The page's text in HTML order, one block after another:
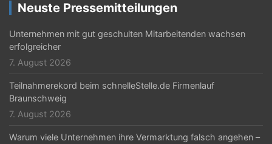
Neuste Pressemitteilungen
Unternehmen mit gut geschulten Mitarbeitenden wachsen
erfolgreicher
7. August 2026
Teilnahmerekord beim schnelleStelle.de Firmenlauf
Braunschweig
7. August 2026
Warum viele Unternehmen ihre Vermarktung falsch angehen –